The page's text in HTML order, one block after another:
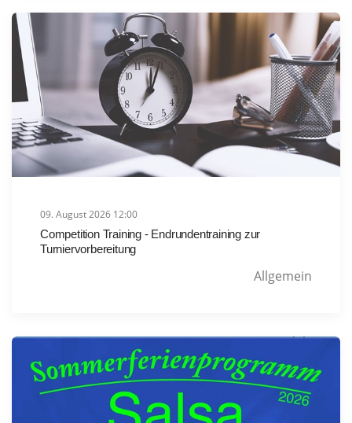
09. August 2026 12:00
Competition Training - Endrundentraining zur
Turniervorbereitung
Allgemein